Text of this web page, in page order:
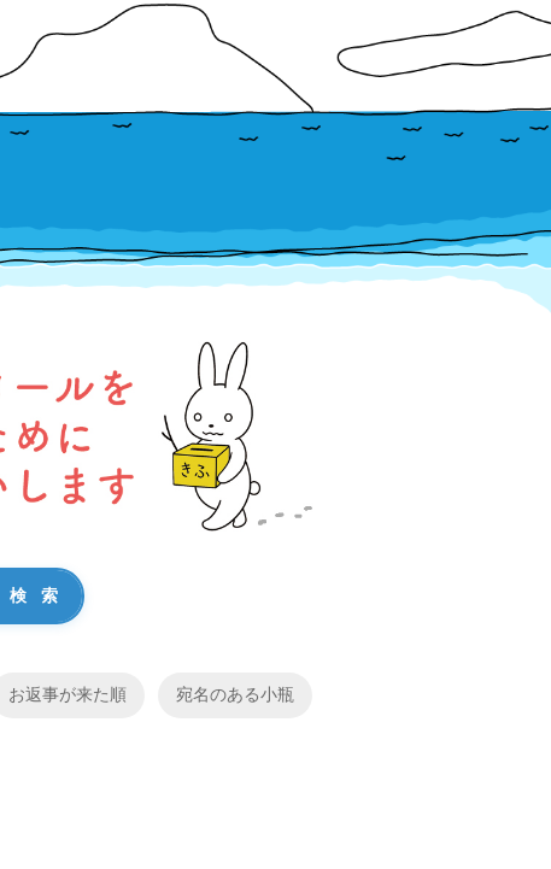
お返事が来た順 宛名のある小瓶